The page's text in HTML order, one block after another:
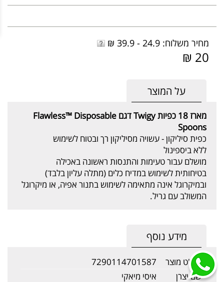
מחיר משלוח: 24.9 - 39.9 ₪
20 ₪
על המוצר
מארז 18 כפיות Twigy דגם Flawless™ Disposable
Spoons
כפית סיליקון - עשויה מסיליקון רך ובטוח לשימוש
ללא ביספינול
מושלם עבור טעימות והתנסות ראשונה באכילה
בטיחותית לשימוש במדיח כלים (מתלה עליון בלבד)
ובמיקרוגל אינה מתאימה לשימוש בתנור אפיה, או מיקרוגל
המשולב עם גריל.
מידע נוסף
מק"ט מוצר
7290114701587
שם יצרן
איסי מיאקי